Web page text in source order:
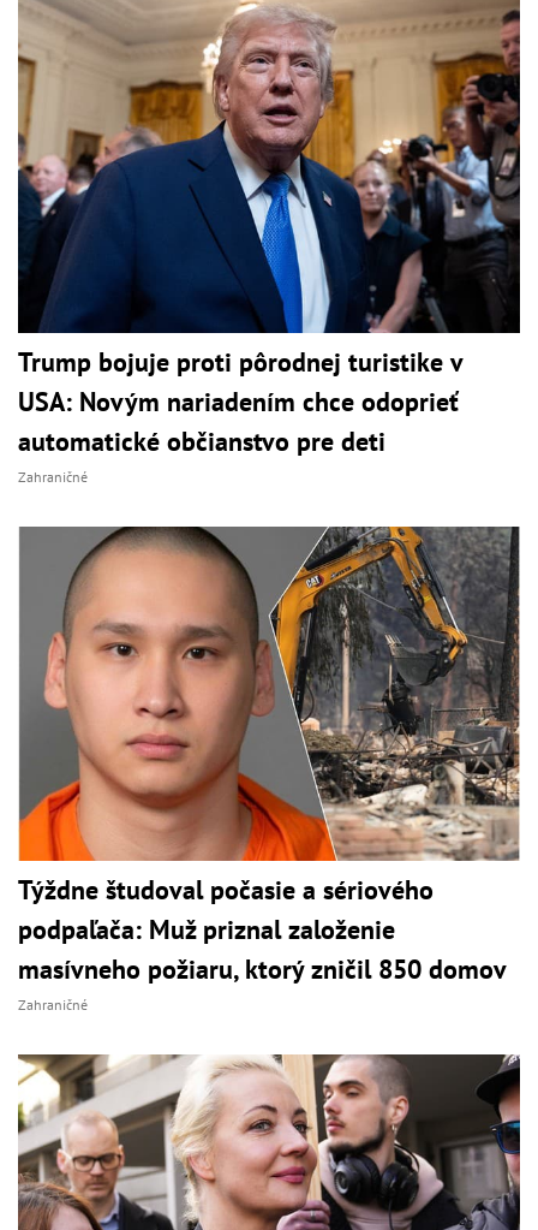
Trump bojuje proti pôrodnej turistike v
USA: Novým nariadením chce odoprieť
automatické občianstvo pre deti
Zahraničné
Týždne študoval počasie a sériového
podpaľača: Muž priznal založenie
masívneho požiaru, ktorý zničil 850 domov
Zahraničné